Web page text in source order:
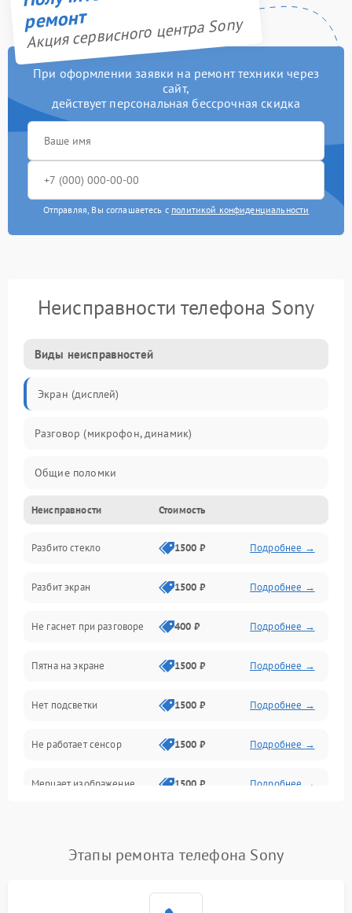
ремонт
Акция сервисного центра Sony
При оформлении заявки на ремонт техники через
сайт,
действует персональная бессрочная скидка
Отправляя, Вы соглашаетесь с политикой конфиденциальности
Неисправности телефона Sony
Виды неисправностей
Экран (дисплей)
Разговор (микрофон, динамик)
Общие поломки
Проблемы связи
Камеры
Проблемы с дисплеем и сенсором
Зарядка
Проблемы с питанием, зарядкой и аккумулятором
Проблемы с работой системы, корпусом и другие
Неисправности Стоимость
Разбито стекло 1500 ₽ Подробнее →
Разбит экран 1500 ₽ Подробнее →
Не гаснет при разговоре 400 ₽ Подробнее →
Пятна на экране 1500 ₽ Подробнее →
Нет подсветки 1500 ₽ Подробнее →
Не работает сенсор 1500 ₽ Подробнее →
Мерцает изображение 1500 ₽ Подробнее →
Не работает Face ID 4000 ₽ Подробнее →
Этапы ремонта телефона Sony